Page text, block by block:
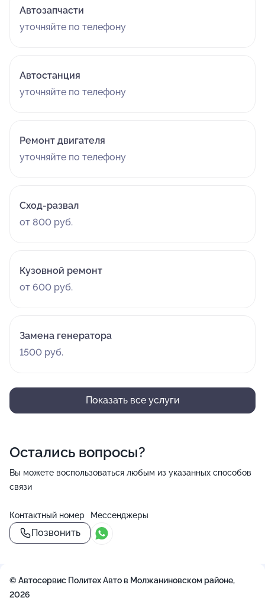
Автозапчасти
уточняйте по телефону
Автостанция
уточняйте по телефону
Ремонт двигателя
уточняйте по телефону
Сход-развал
от 800 руб.
Кузовной ремонт
от 600 руб.
Замена генератора
1500 руб.
Показать все услуги
Остались вопросы?
Вы можете воспользоваться любым из указанных способов
связи
Контактный номер
Позвонить
Мессенджеры
© Автосервис Политех Авто в Молжаниновском районе,
2026